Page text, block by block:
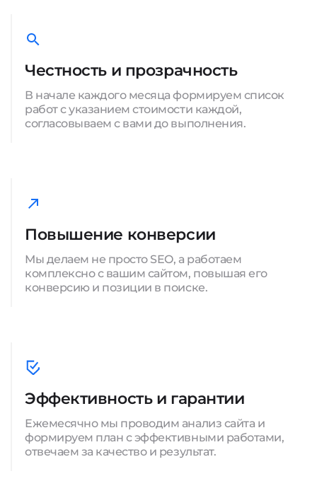
Честность и прозрачность
В начале каждого месяца формируем список
работ с указанием стоимости каждой,
согласовываем с вами до выполнения.
Повышение конверсии
Мы делаем не просто SEO, а работаем
комплексно с вашим сайтом, повышая его
конверсию и позиции в поиске.
Эффективность и гарантии
Ежемесячно мы проводим анализ сайта и
формируем план с эффективными работами,
отвечаем за качество и результат.